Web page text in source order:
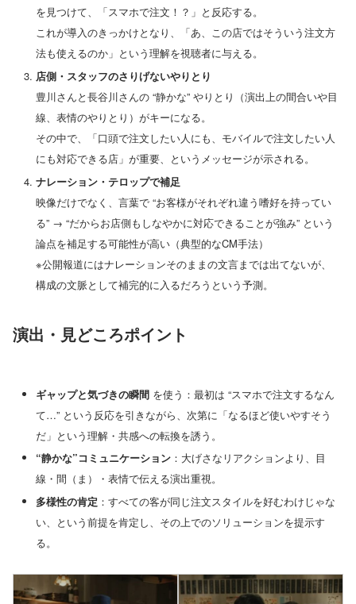
を見つけて、「スマホで注文！？」と反応する。
これが導入のきっかけとなり、「あ、この店ではそういう注文方
法も使えるのか」という理解を視聴者に与える。
店側・スタッフのさりげないやりとり
豊川さんと長谷川さんの “静かな” やりとり（演出上の間合いや目
線、表情のやりとり）がキーになる。
その中で、「口頭で注文したい人にも、モバイルで注文したい人
にも対応できる店」が重要、というメッセージが示される。
ナレーション・テロップで補足
映像だけでなく、言葉で “お客様がそれぞれ違う嗜好を持ってい
る” → “だからお店側もしなやかに対応できることが強み” という
論点を補足する可能性が高い（典型的なCM手法）
※公開報道にはナレーションそのままの文言までは出てないが、
構成の文脈として補完的に入るだろうという予測。
演出・見どころポイント
ギャップと気づきの瞬間を使う：最初は “スマホで注文するなん
て…” という反応を引きながら、次第に「なるほど使いやすそう
だ」という理解・共感への転換を誘う。
“静かな”コミュニケーション：大げさなリアクションより、目
線・間（ま）・表情で伝える演出重視。
多様性の肯定 ：すべての客が同じ注文スタイルを好むわけじゃな
い、という前提を肯定し、その上でのソリューションを提示す
る。